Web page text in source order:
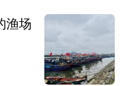
渔场